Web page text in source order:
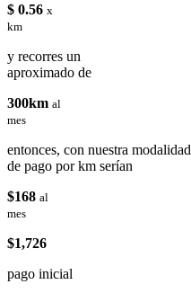
$ 0.56 x
km
y recorres un
aproximado de
300km al
mes
entonces, con nuestra modalidad
de pago por km serían
$168 al
mes
$1,726
pago inicial